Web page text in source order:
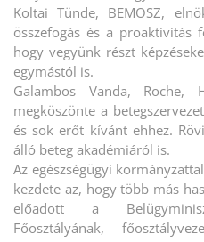
Koltai Tünde, BEMOSZ,
összefogás és a proaktivitás
hogy vegyünk részt
egymástól is.
Galambos Vanda, Roche,
megköszönte a
és sok erőt kívánt ehhez.
álló beteg akadémiáról is.
Az egészségügyi
kezdete az, hogy több más
előadott a
Főosztályának,